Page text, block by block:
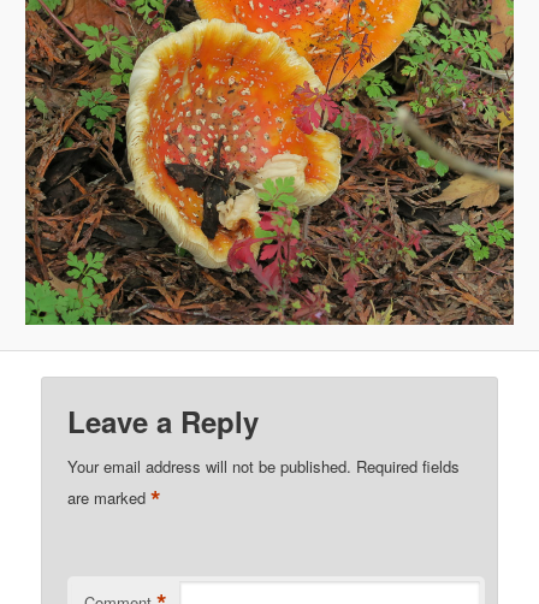
Leave a Reply
Your email address will not be published. Required fields
are marked*